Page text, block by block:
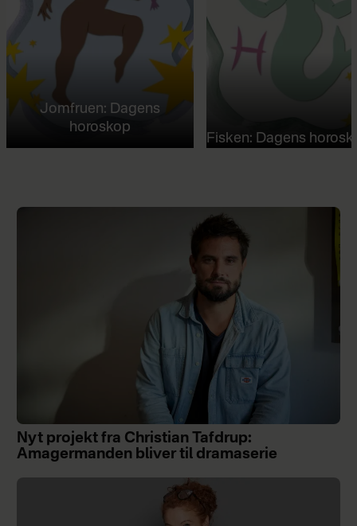
Jomfruen: Dagens
horoskop
Fisken: Dagens
Nyt projekt fra Christian Tafdrup:
Amagermanden bliver til dramaserie